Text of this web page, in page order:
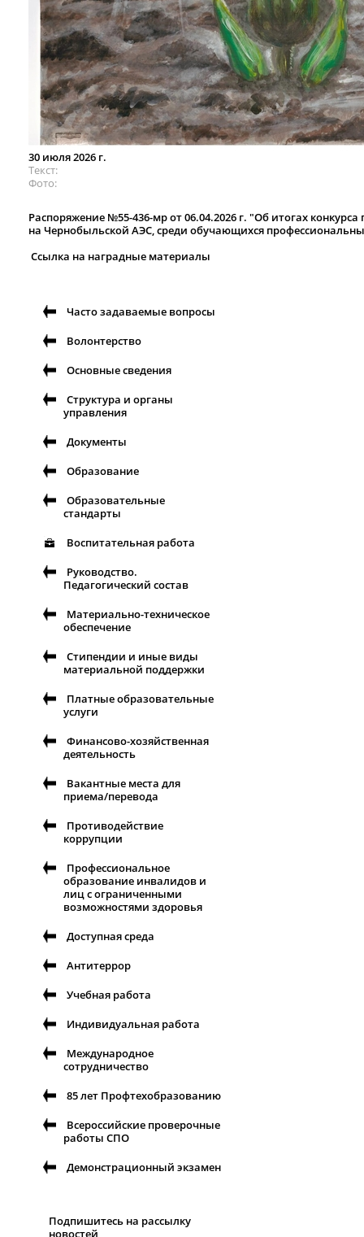
30 июля 2026 г.
Текст
Фото
Распоряжение №55-436-мр от 06.04.2026 г. "Об итогах
на Чернобыльской АЭС, среди обучающихся
Ссылка на наградные материалы
Часто задаваемые вопросы
Волонтерство
Основные сведения
Структура и органы
управления
Документы
Образование
Образовательные
стандарты
Воспитательная работа
Руководство.
Педагогический состав
Материально-техническое
обеспечение
Стипендии и иные виды
материальной поддержки
Платные образовательные
услуги
Финансово-хозяйственная
деятельность
Вакантные места для
приема/перевода
Противодействие
коррупции
Профессиональное
образование инвалидов и
лиц с ограниченными
возможностями здоровья
Доступная среда
Антитеррор
Учебная работа
Индивидуальная работа
Международное
сотрудничество
85 лет Профтехобразованию
Всероссийские проверочные
работы СПО
Демонстрационный экзамен
Подпишитесь на рассылку